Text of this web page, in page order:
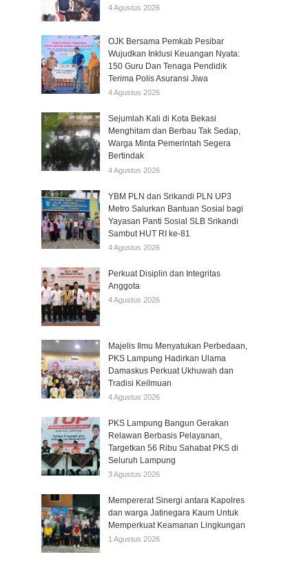
4 Agustus 2026
OJK Bersama Pemkab Pesibar
Wujudkan Inklusi Keuangan Nyata:
150 Guru Dan Tenaga Pendidik
Terima Polis Asuransi Jiwa
4 Agustus 2026
Sejumlah Kali di Kota Bekasi
Menghitam dan Berbau Tak Sedap,
Warga Minta Pemerintah Segera
Bertindak
4 Agustus 2026
YBM PLN dan Srikandi PLN UP3
Metro Salurkan Bantuan Sosial bagi
Yayasan Panti Sosial SLB Srikandi
Sambut HUT RI ke-81
4 Agustus 2026
Perkuat Disiplin dan Integritas
Anggota
4 Agustus 2026
Majelis Ilmu Menyatukan Perbedaan,
PKS Lampung Hadirkan Ulama
Damaskus Perkuat Ukhuwah dan
Tradisi Keilmuan
4 Agustus 2026
PKS Lampung Bangun Gerakan
Relawan Berbasis Pelayanan,
Targetkan 56 Ribu Sahabat PKS di
Seluruh Lampung
3 Agustus 2026
Mempererat Sinergi antara Kapolres
dan warga Jatinegara Kaum Untuk
Memperkuat Keamanan Lingkungan
1 Agustus 2026